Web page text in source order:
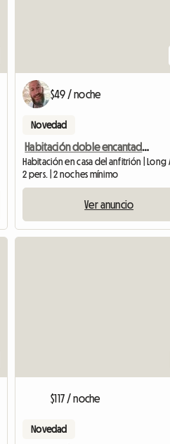
$49 / noche
Novedad
Habitación doble encantadora y tranquila en un pueblo cerca de Bristol
2 pers. | 2 noches mínimo
Ver anuncio
$117 / noche
Novedad